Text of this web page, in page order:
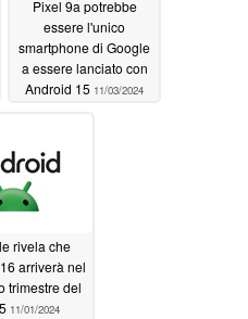
Pixel 9a potrebbe
essere l'unico
smartphone di Google
a essere lanciato con
Android 15 11/03/2024
rivela che
arriverà nel
trimestre del
11/01/2024